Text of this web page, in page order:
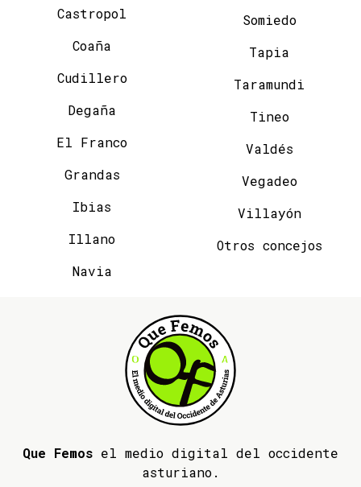
Castropol
Coaña
Cudillero
Degaña
El Franco
Grandas
Ibias
Illano
Navia
Somiedo
Tapia
Taramundi
Tineo
Valdés
Vegadeo
Villayón
Otros concejos
Que Femos el medio digital del occidente
asturiano.